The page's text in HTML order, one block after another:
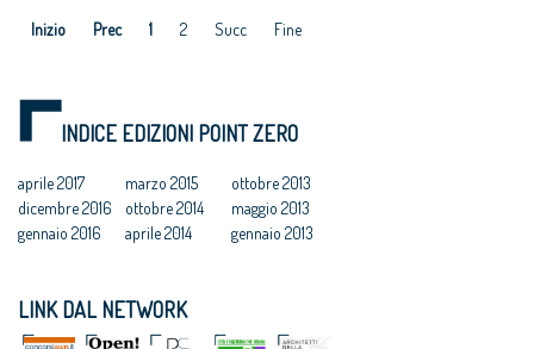
Inizio
Prec 1 2 Succ Fine
INDICE EDIZIONI POINT ZERO
aprile 2017
dicembre 2016
gennaio 2016
marzo 2015
ottobre 2014
aprile 2014
ottobre 2013
maggio 2013
gennaio 2013
LINK DAL NETWORK